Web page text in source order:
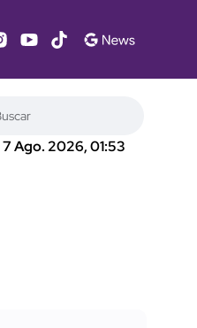
7 Ago. 2026, 01:53